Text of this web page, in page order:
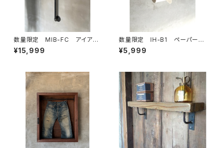
数量限定 MIB-FC アイアン
バー ガス管 ドアノブ ハン
ドル 取手 ランドリールー
¥15,999
数量限定 IH-B1 ペーパーホ
ルダー キッチンペーパー トイレ
ットペーパー アイアン 鉄製 イ
¥5,999